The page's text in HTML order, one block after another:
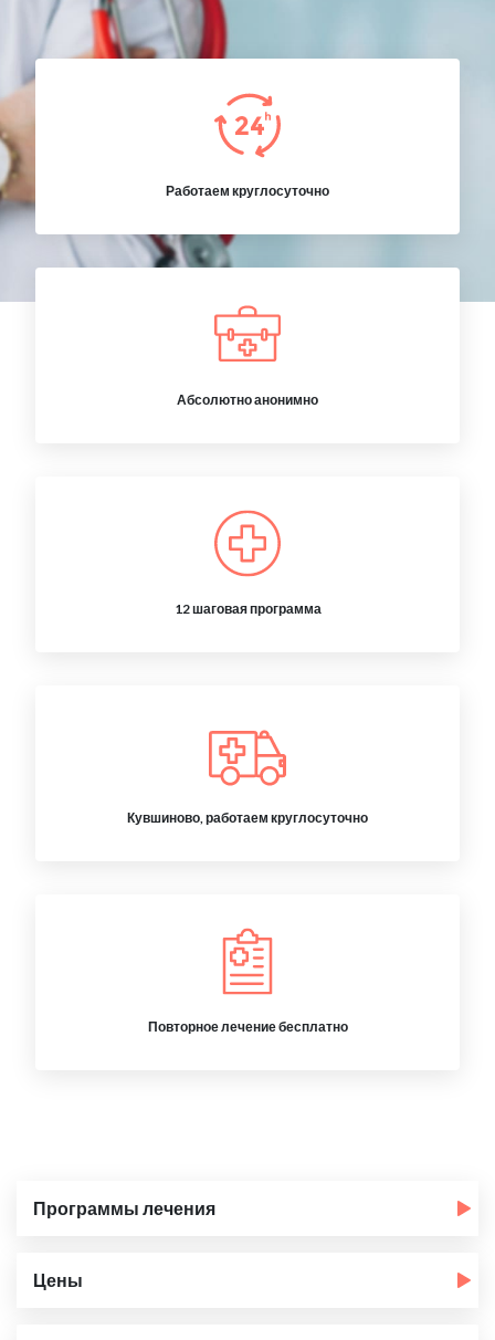
Работаем круглосуточно
Абсолютно анонимно
12 шаговая программа
Кувшиново, работаем круглосуточно
Повторное лечение бесплатно
Программы лечения
Цены